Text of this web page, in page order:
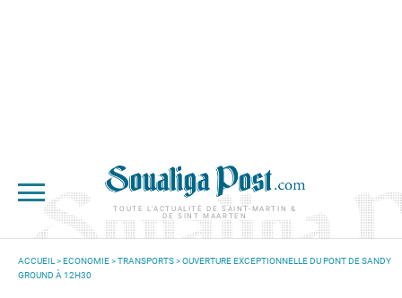
TOUTE L'ACTUALITÉ DE SAINT-MARTIN &
DE SINT MAARTEN
VOUS ÊTES ICI
ACCUEIL >ECONOMIE>TRANSPORTS> OUVERTURE EXCEPTIONNELLE DU PONT DE SANDY
GROUND À 12H30